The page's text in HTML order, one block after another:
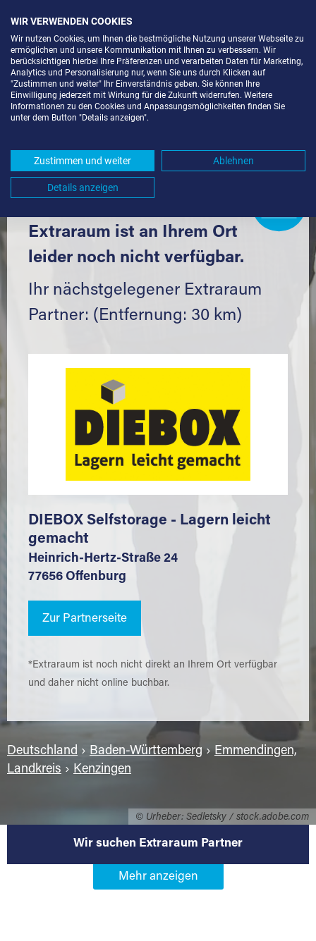
© Urheber: Sedletsky / stock.adobe.com
SELF STORAGE IN KENZINGEN
Komfortabel einlagern mit Extraraum
Extraraum ist an Ihrem Ort
leider noch nicht verfügbar.
Ihr nächstgelegener Extraraum
Partner: (Entfernung: 30 km)
DIEBOX Selfstorage - Lagern leicht
gemacht
Heinrich-Hertz-Straße 24
77656 Offenburg
Zur Partnerseite
*Extraraum ist noch nicht direkt an Ihrem Ort verfügbar
und daher nicht online buchbar.
Deutschland › Baden-Württemberg› Emmendingen,
Landkreis › Kenzingen
Wir suchen Extraraum Partner
Werden Sie Extraraum Partner in
WIR VERWENDEN COOKIES
Wir nutzen Cookies, um Ihnen die bestmögliche Nutzung unserer Webseite zu
ermöglichen und unsere Kommunikation mit Ihnen zu verbessern. Wir
berücksichtigen hierbei Ihre Präferenzen und verarbeiten Daten für Marketing,
Analytics und Personalisierung nur, wenn Sie uns durch Klicken auf
"Zustimmen und weiter" Ihr Einverständnis geben. Sie können Ihre
Einwilligung jederzeit mit Wirkung für die Zukunft widerrufen. Weitere
Informationen zu den Cookies und Anpassungsmöglichkeiten finden Sie
unter dem Button "Details anzeigen".
Zustimmen und weiter Ablehnen
Details anzeigen